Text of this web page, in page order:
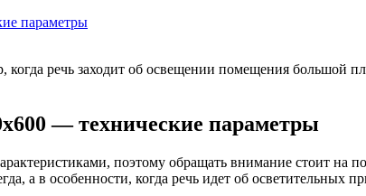
параметры
речь заходит об освещении помещения большой
— технические параметры
поэтому обращать внимание стоит на
а в особенности, когда речь идет об осветительных